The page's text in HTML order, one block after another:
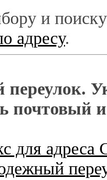
и
адресу.
почтовый
для адреса